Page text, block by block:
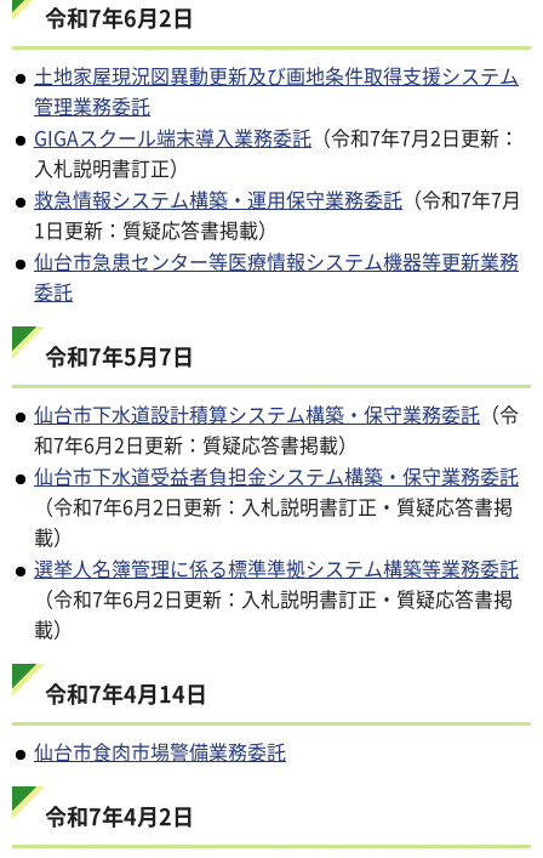
令和7年6月2日
土地家屋現況図異動更新及び画地条件取得支援システム
管理業務委託
GIGAスクール端末導入業務委託 （令和7年7月2日更新：
入札説明書訂正）
救急情報システム構築・運用保守業務委託 （令和7年7月
1日更新：質疑応答書掲載）
仙台市急患センター等医療情報システム機器等更新業務
委託
令和7年5月7日
仙台市下水道設計積算システム構築・保守業務委託 （令
和7年6月2日更新：質疑応答書掲載）
仙台市下水道受益者負担金システム構築・保守業務委託
（令和7年6月2日更新：入札説明書訂正・質疑応答書掲
載）
選挙人名簿管理に係る標準準拠システム構築等業務委託
（令和7年6月2日更新：入札説明書訂正・質疑応答書掲
載）
令和7年4月14日
仙台市食肉市場警備業務委託
令和7年4月2日